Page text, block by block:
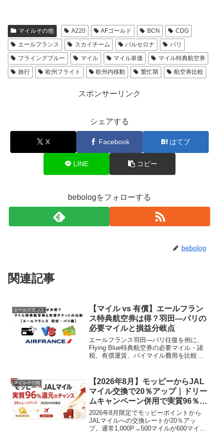
マイルその他 A220 AFゴールド BCN
CDG
エールフランス
スカイチーム バルセロナ
パリ
フライングブルー
マイル マイル単価
マイル特典航空券
旅行
欧州フライト 欧州内移動 繁忙期 航空券比較
スポンサーリンク
シェアする
X Facebook はてブ
LINE コピー
bebologをフォローする
bebolog
関連記事
エールフランス
【マイル vs 有償】エールフラン
ス特典航空券は得？羽田―パリの
必要マイルと損益分岐点
エールフランス羽田―パリ往復を例に、
Flying Blue特典航空券の必要マイル・諸
税、有償運賃、バイマイル費用を比較。1
します。
マイルその他
【2026年8月】モッピーからJAL
マイル交換で20％アップ｜ドリー
ムキャンペーン併用で実質96％還
元も
2026年8月限定でモッピーポイントから
JALマイルへの交換レートが20％アッ
プ。通常1,000P→500マイルが600マイル